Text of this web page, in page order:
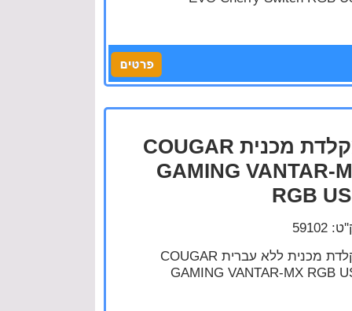
מקלדת מכנית COUGAR
GAMING VANTAR-
RGB
מקלדת מכנית ללא עברית COUGAR
GAMING VANTAR-MX RGB